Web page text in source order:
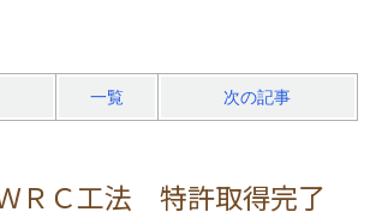
一覧 次の記事
ＲＣ工法 特許取得完了